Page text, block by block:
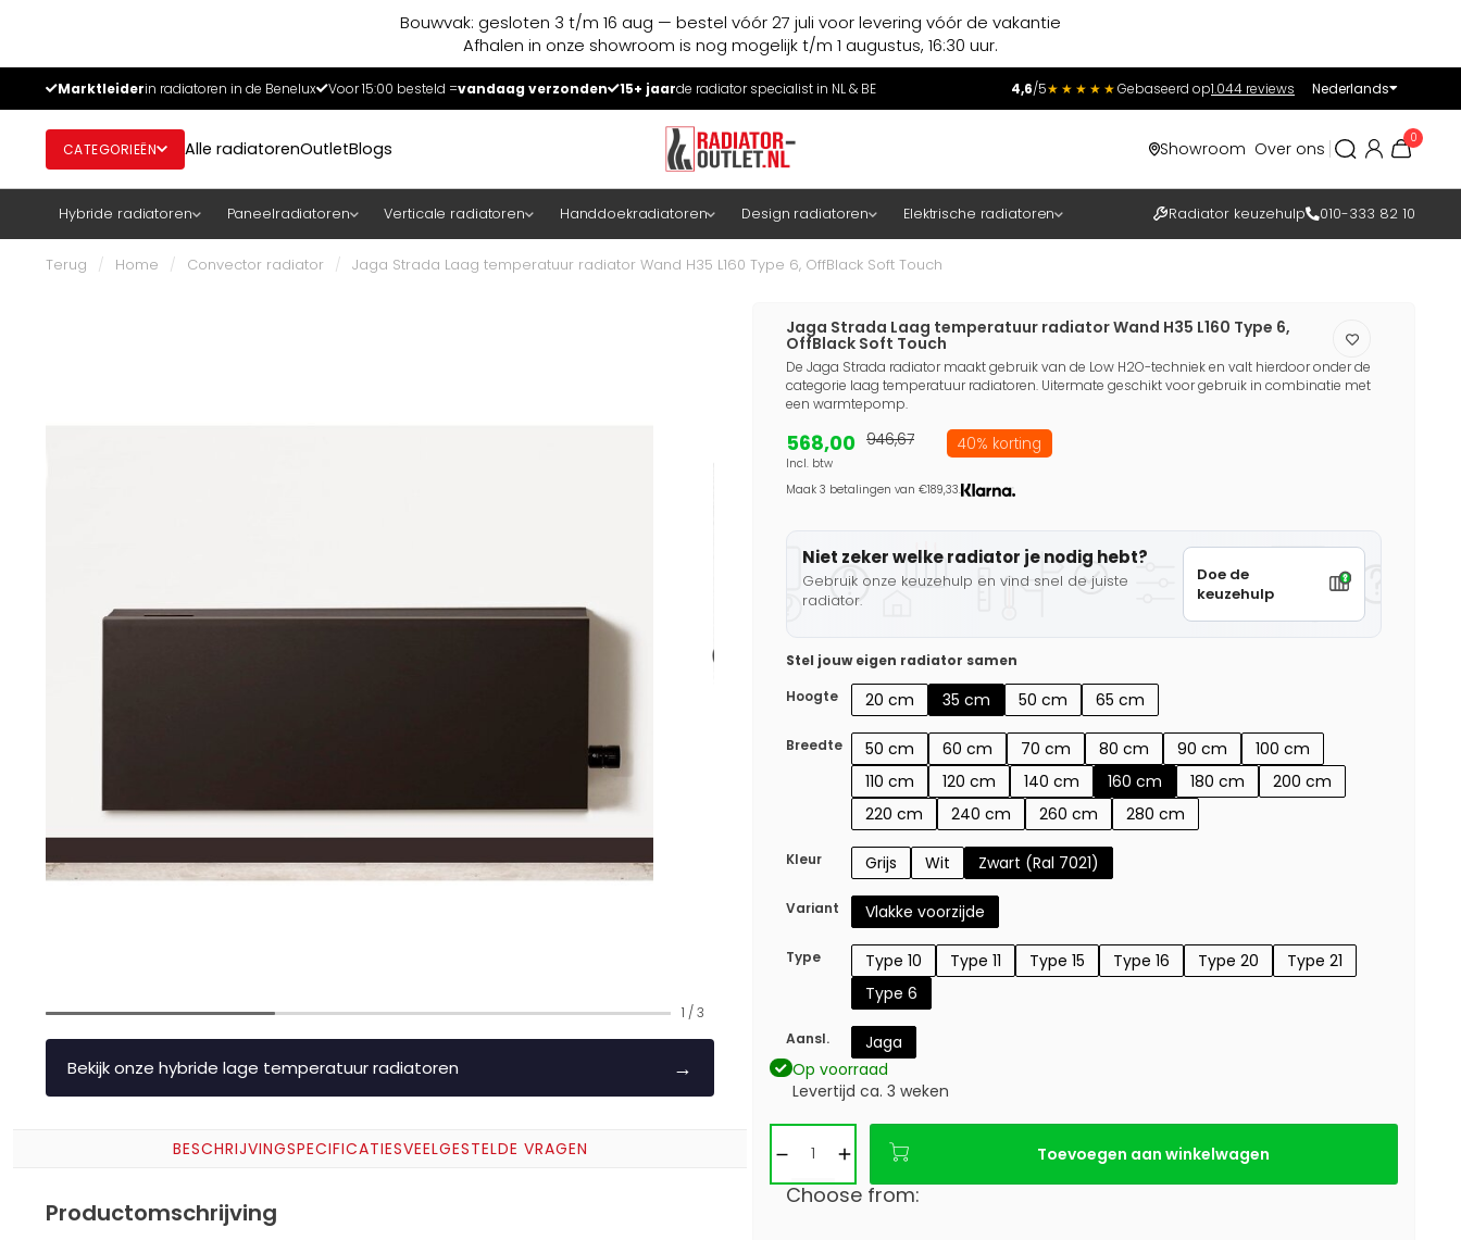
Bouwvak: gesloten 3 t/m 16 aug — bestel vóór 27 juli voor levering vóór de vakantie
Afhalen in onze showroom is nog mogelijk t/m 1 augustus, 16:30 uur.
Marktleiderin radiatoren in de Benelux Voor 15:00 besteld =vandaag verzonden 15+ jaarde radiator specialist in NL & BE 4,6/5★★★★★Gebaseerd op1.044 reviews Nederlands
CATEGORIEËN Alle radiatorenOutletBlogs Showroom Over ons
0
Hybride radiatoren Paneelradiatoren Verticale radiatoren Handdoekradiatoren Design radiatoren Elektrische radiatoren Radiator keuzehulp 010-333 82 10
Terug / Home / Convector radiator / Jaga Strada Laag temperatuur radiator Wand H35 L160 Type 6, OffBlack Soft Touch
1 /3
Bekijk onze hybride lage temperatuur radiatoren →
BESCHRIJVINGSPECIFICATIESVEELGESTELDE VRAGEN
Productomschrijving
Jaga Strada Laag temperatuur radiator Wand H35 L160 Type 6,
OffBlack Soft Touch
De Jaga Strada radiator maakt gebruik van de Low H2O-techniek en valt hierdoor onder de
categorie laag temperatuur radiatoren. Uitermate geschikt voor gebruik in combinatie met
een warmtepomp.
568,00
Incl. btw
946,67 40% korting
Maak 3 betalingen van €189,33.
Niet zeker welke radiator je nodig hebt?
Gebruik onze keuzehulp en vind snel de juiste
radiator.
Doe de
keuzehulp
Stel jouw eigen radiator samen
Hoogte
20 cm 35 cm 50 cm 65 cm
Breedte 50 cm 60 cm 70 cm 80 cm 90 cm
100 cm
110 cm
120 cm 140 cm 160 cm 180 cm
200 cm
220 cm
240 cm 260 cm 280 cm
Kleur Grijs Wit Zwart (Ral 7021)
Variant Vlakke voorzijde
Type Type 10 Type 11 Type 15 Type 16 Type 20
Type 21
Type 6
Aansl.
Jaga
Op voorraad
Levertijd ca. 3 weken
Toevoegen aan winkelwagen
Choose from: